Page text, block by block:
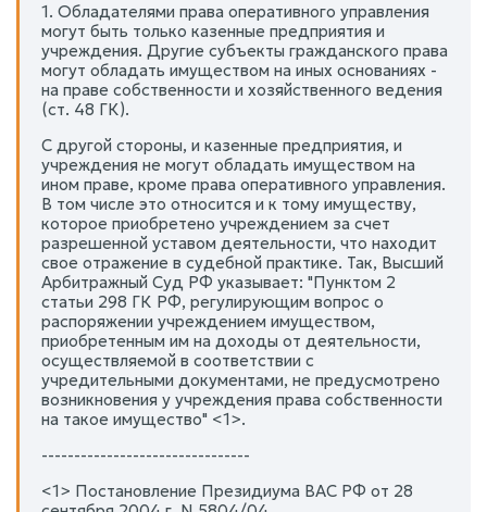
1. Обладателями права оперативного управления
могут быть только казенные предприятия и
учреждения. Другие субъекты гражданского права
могут обладать имуществом на иных основаниях -
на праве собственности и хозяйственного ведения
(ст. 48 ГК).
С другой стороны, и казенные предприятия, и
учреждения не могут обладать имуществом на
ином праве, кроме права оперативного управления.
В том числе это относится и к тому имуществу,
которое приобретено учреждением за счет
разрешенной уставом деятельности, что находит
свое отражение в судебной практике. Так, Высший
Арбитражный Суд РФ указывает: "Пунктом 2
статьи 298 ГК РФ, регулирующим вопрос о
распоряжении учреждением имуществом,
приобретенным им на доходы от деятельности,
осуществляемой в соответствии с
учредительными документами, не предусмотрено
возникновения у учреждения права собственности
на такое имущество" <1>.
--------------------------------
<1> Постановление Президиума ВАС РФ от 28